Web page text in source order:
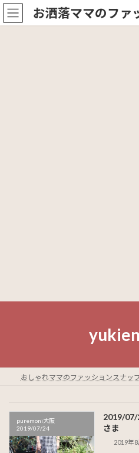
コ
ン
ナ
ビ
お洒落ママのファ
おしゃれママのファッションスナッ
puremoni大阪
2019/07/24
2019/
さま
2019年